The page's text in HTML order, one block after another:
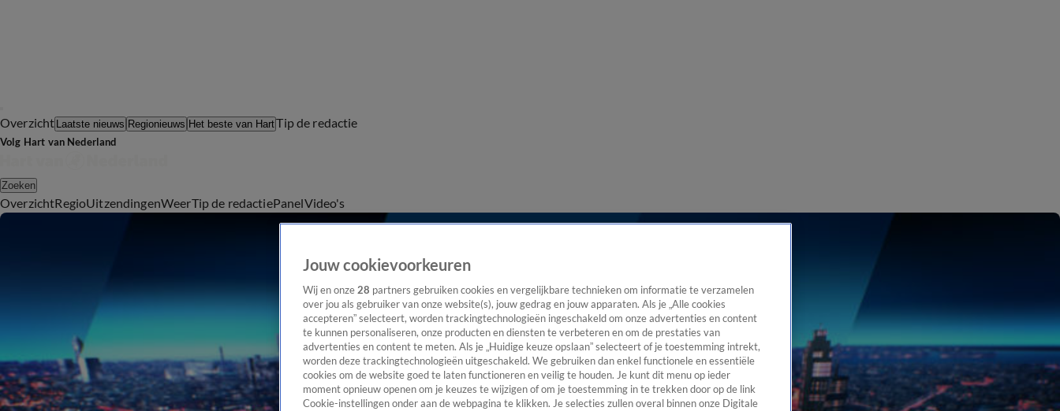
Overzicht Laatste nieuws Regionieuws Het beste van HartTip de redactie
Volg Hart van Nederland
Zoeken
OverzichtRegioUitzendingenWeerTip de redactiePanelVideo's
Jouw cookievoorkeuren
Wij en onze 28 partners gebruiken cookies en vergelijkbare technieken om informatie te verzamelen
over jou als gebruiker van onze website(s), jouw gedrag en jouw apparaten. Als je „Alle cookies
accepteren” selecteert, worden trackingtechnologieën ingeschakeld om onze advertenties en content
te kunnen personaliseren, onze producten en diensten te verbeteren en om de prestaties van
advertenties en content te meten. Als je „Huidige keuze opslaan” selecteert of je toestemming intrekt,
worden deze trackingtechnologieën uitgeschakeld. We gebruiken dan enkel functionele en essentiële
cookies om de website goed te laten functioneren en veilig te houden. Je kunt dit menu op ieder
moment opnieuw openen om je keuzes te wijzigen of om je toestemming in te trekken door op de link
Cookie-instellingen onder aan de webpagina te klikken. Je selecties zullen overal binnen onze Digitale